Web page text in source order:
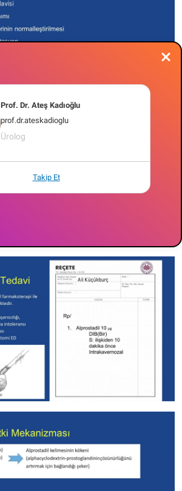
Prof. Dr. Ateş Kadıoğlu
prof.dr.ateskadioglu
Ürolog
Takip Et